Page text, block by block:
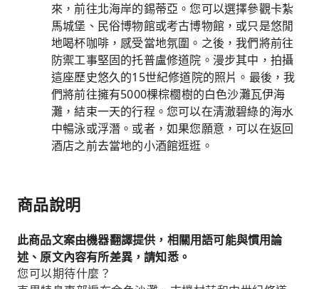
來，前往北海岸的錫蒂亞。您可以選擇參觀卡紮
馬城堡、民俗博物館或考古博物館，或只是悠閒
地喝杯咖啡，感受當地氛圍。之後，我們將前往
防禦工事堅固的托普盧修道院。漫步其中，拍攝
這座歷史悠久的15世紀修道院的照片。最後，我
們將前往擁有5000棵棕櫚樹的白色沙灘瓦伊海
灘，結束一天的行程。您可以在清澈碧綠的海水
中暢泳或浮潛。或者，如果您願意，可以在返回
酒店之前去當地的小酒館逛逛。
商品說明
此商品文案由機器翻譯提供，相關用語可能與慣用論
述、原文內容有所差異，請知悉。
您可以期待什麼？